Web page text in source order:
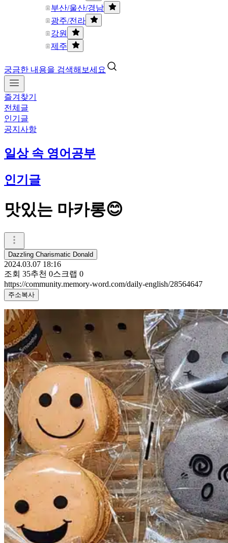
부산/울산/경남
광주/전라
강원
제주
궁금한 내용을 검색해보세요
즐겨찾기
전체글
인기글
공지사항
일상 속 영어공부
인기글
맛있는 마카롱😊
Dazzling Charismatic Donald
2024.03.07 18:16
조회 35추천 0스크랩 0
https://community.memory-word.com/daily-english/28564647
주소복사